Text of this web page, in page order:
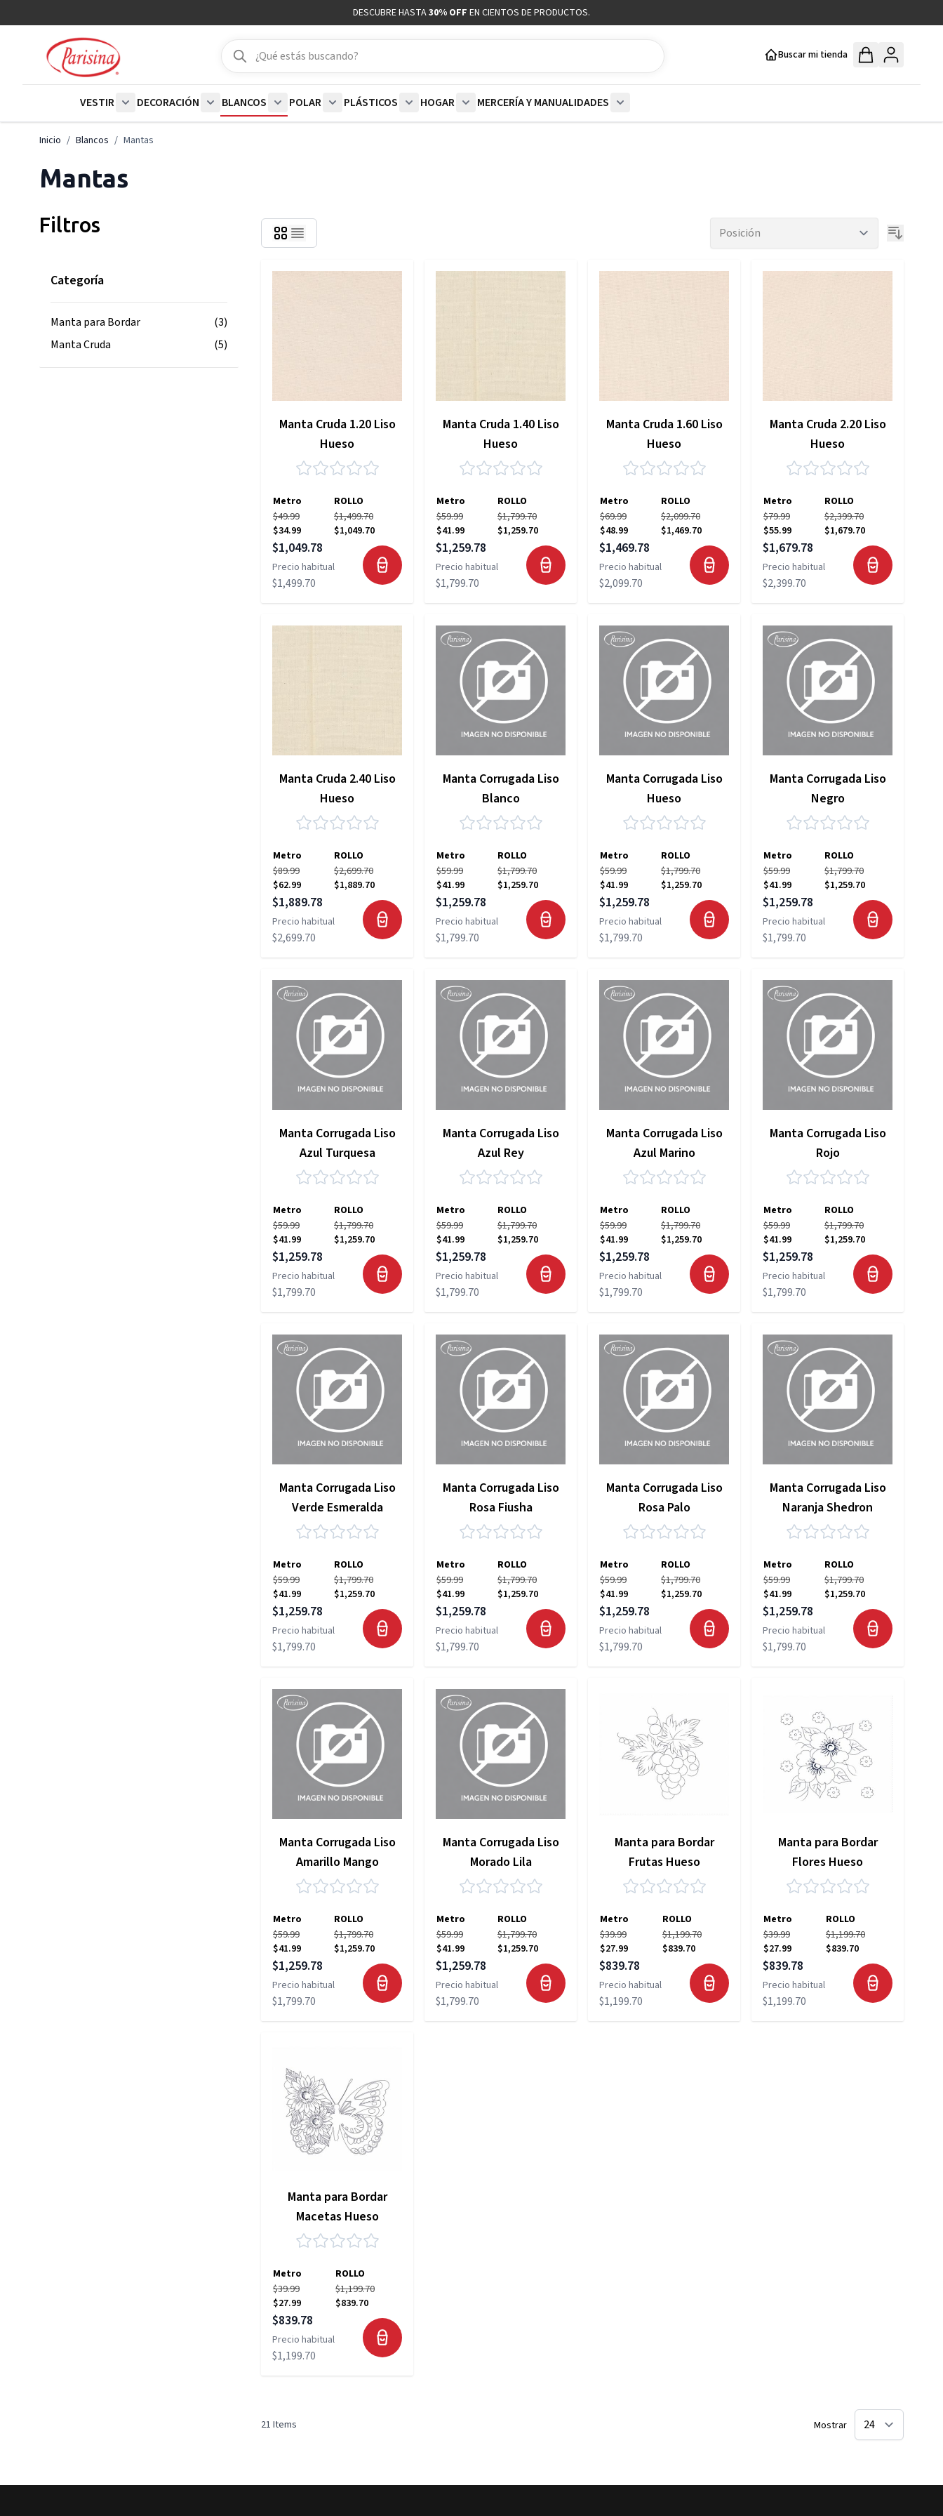
DESCUBRE HASTA30% OFF EN CIENTOS DE PRODUCTOS.
Buscar
Buscar
Buscar mi tienda
VESTIR
Show submenu for Vestir category
DECORACIÓN
Show submenu for Decoración category
BLANCOS
Show submenu for Blancos category
POLAR
PLÁSTICOS
HOGAR
MERCERÍA Y MANUALIDADES
Inicio / Blancos / Mantas
Mantas
Filtros
Categoría
Manta para Bordar
(3)
Manta Cruda
(5)
Manta Cruda 1.20 Liso
Hueso
Metro
ROLLO
$49.99
$34.99
$1,499.70
$1,049.70
Precio especial
$1,049.78
Precio habitual
$1,499.70
Manta Cruda 1.40 Liso
Hueso
Metro
ROLLO
$59.99
$41.99
$1,799.70
$1,259.70
Precio especial
$1,259.78
Precio habitual
$1,799.70
Manta Cruda 1.60 Liso
Hueso
Metro
ROLLO
$69.99
$48.99
$2,099.70
$1,469.70
Precio especial
$1,469.78
Precio habitual
$2,099.70
Manta Cruda 2.20 Liso
Hueso
Metro
ROLLO
$79.99
$55.99
$2,399.70
$1,679.70
Precio especial
$1,679.78
Precio habitual
$2,399.70
Manta Cruda 2.40 Liso
Hueso
Metro
ROLLO
$89.99
$62.99
$2,699.70
$1,889.70
Precio especial
$1,889.78
Precio habitual
$2,699.70
Manta Corrugada Liso
Blanco
Metro
ROLLO
$59.99
$41.99
$1,799.70
$1,259.70
Precio especial
$1,259.78
Precio habitual
$1,799.70
Manta Corrugada Liso
Hueso
Metro
ROLLO
$59.99
$41.99
$1,799.70
$1,259.70
Precio especial
$1,259.78
Precio habitual
$1,799.70
Manta Corrugada Liso
Negro
Metro
ROLLO
$59.99
$41.99
$1,799.70
$1,259.70
Precio especial
$1,259.78
Precio habitual
$1,799.70
Manta Corrugada Liso
Azul Turquesa
Metro
ROLLO
$59.99
$41.99
$1,799.70
$1,259.70
Precio especial
$1,259.78
Precio habitual
$1,799.70
Manta Corrugada Liso
Azul Rey
Metro
ROLLO
$59.99
$41.99
$1,799.70
$1,259.70
Precio especial
$1,259.78
Precio habitual
$1,799.70
Manta Corrugada Liso
Azul Marino
Metro
ROLLO
$59.99
$41.99
$1,799.70
$1,259.70
Precio especial
$1,259.78
Precio habitual
$1,799.70
Manta Corrugada Liso
Rojo
Metro
ROLLO
$59.99
$41.99
$1,799.70
$1,259.70
Precio especial
$1,259.78
Precio habitual
$1,799.70
Manta Corrugada Liso
Verde Esmeralda
Metro
ROLLO
$59.99
$41.99
$1,799.70
$1,259.70
Precio especial
$1,259.78
Precio habitual
$1,799.70
Manta Corrugada Liso
Rosa Fiusha
Metro
ROLLO
$59.99
$41.99
$1,799.70
$1,259.70
Precio especial
$1,259.78
Precio habitual
$1,799.70
Manta Corrugada Liso
Rosa Palo
Metro
ROLLO
$59.99
$41.99
$1,799.70
$1,259.70
Precio especial
$1,259.78
Precio habitual
$1,799.70
Manta Corrugada Liso
Naranja Shedron
Metro
ROLLO
$59.99
$41.99
$1,799.70
$1,259.70
Precio especial
$1,259.78
Precio habitual
$1,799.70
Manta Corrugada Liso
Amarillo Mango
Metro
ROLLO
$59.99
$41.99
$1,799.70
$1,259.70
Precio especial
$1,259.78
Precio habitual
$1,799.70
Manta Corrugada Liso
Morado Lila
Metro
ROLLO
$59.99
$41.99
$1,799.70
$1,259.70
Precio especial
$1,259.78
Precio habitual
$1,799.70
Manta para Bordar
Frutas Hueso
Metro
ROLLO
$39.99
$27.99
$1,199.70
$839.70
Precio especial
$839.78
Precio habitual
$1,199.70
Manta para Bordar
Flores Hueso
Metro
ROLLO
$39.99
$27.99
$1,199.70
$839.70
Precio especial
$839.78
Precio habitual
$1,199.70
Manta para Bordar
Macetas Hueso
Metro
ROLLO
$39.99
$27.99
$1,199.70
$839.70
Precio especial
$839.78
Precio habitual
$1,199.70
21 Items Mostrar